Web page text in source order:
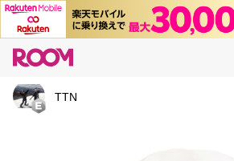
TTN